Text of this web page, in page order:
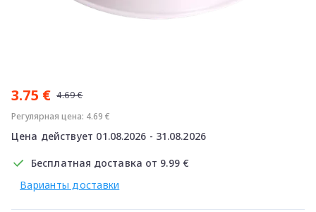
3.75 € 4.69 €
Регулярная цена: 4.69 €
Цена действует 01.08.2026 - 31.08.2026
Бесплатная доставка от 9.99 €
Варианты доставки